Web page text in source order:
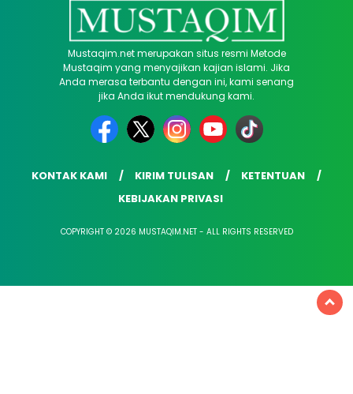
Mustaqim.net merupakan situs resmi Metode
Mustaqim yang menyajikan kajian islami. Jika
Anda merasa terbantu dengan ini, kami senang
jika Anda ikut mendukung kami.
KONTAK KAMI KIRIM TULISAN
KETENTUAN
KEBIJAKAN PRIVASI
COPYRIGHT © 2026 MUSTAQIM.NET - ALL RIGHTS RESERVED